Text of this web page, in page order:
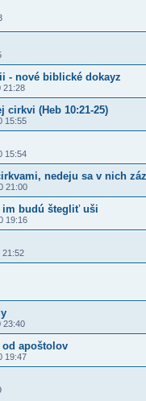
- nové biblické dokayz
21:28
cirkvi (Heb 10:21-25)
15:55
15:54
nedeju sa v nich
21:00
im budú štegliť uši
19:16
21:52
23:40
apoštolov
19:47